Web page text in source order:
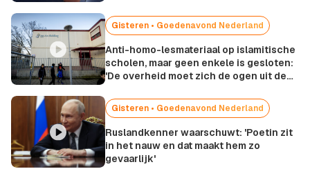
Gisteren • Goedenavond Nederland
Anti-homo-lesmateriaal op islamitische
scholen, maar geen enkele is gesloten:
'De overheid moet zich de ogen uit de
Gisteren • Goedenavond Nederland
Ruslandkenner waarschuwt: 'Poetin zit
in het nauw en dat maakt hem zo
gevaarlijk'